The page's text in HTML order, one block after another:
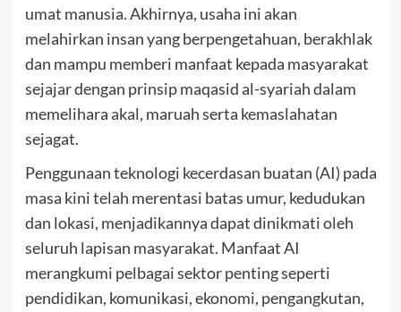
umat manusia. Akhirnya, usaha ini akan
melahirkan insan yang berpengetahuan, berakhlak
dan mampu memberi manfaat kepada masyarakat
sejajar dengan prinsip maqasid al-syariah dalam
memelihara akal, maruah serta kemaslahatan
sejagat.
Penggunaan teknologi kecerdasan buatan (AI) pada
masa kini telah merentasi batas umur, kedudukan
dan lokasi, menjadikannya dapat dinikmati oleh
seluruh lapisan masyarakat. Manfaat AI
merangkumi pelbagai sektor penting seperti
pendidikan, komunikasi, ekonomi, pengangkutan,